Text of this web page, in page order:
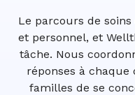
Le parcours de
et personnel, et
tâche. Nous
réponses à
familles de se